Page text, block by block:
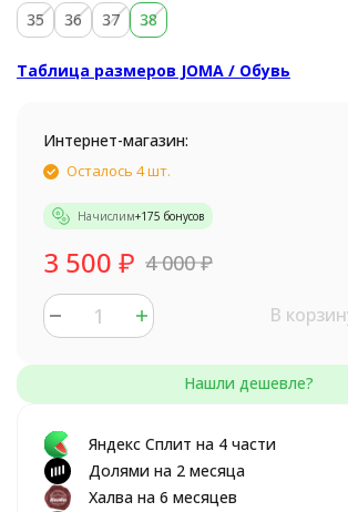
35 36 37 38
Таблица размеров JOMA / Обувь
Интернет-магазин:
Осталось 4 шт.
Начислим+175 бонусов
3 500 ₽ 4 000₽
В
Яндекс Сплит на 4 части
Долями на 2 месяца
Халва на 6 месяцев